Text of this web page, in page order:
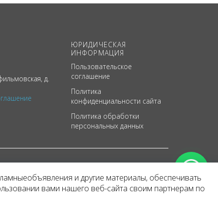
д.
ЮРИДИЧЕСКАЯ
ИНФОРМАЦИЯ
Пользовательское
соглашение
Политика
конфиденциальности сайта
Политика обработки
персональных данных
и другие материалы, обеспечивать
вами нашего веб-сайта своим партнерам по